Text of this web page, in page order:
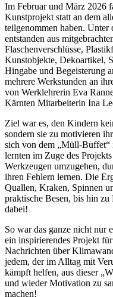
Im Februar und März 2026
Kunstprojekt statt an dem
teilgenommen haben. Unter
entstanden aus
Flaschenverschlüsse,
Kunstobjekte, Dekoartikel,
Hingabe und Begeisterung
mehrere Werkstunden an
von Werklehrerin Eva
Kärnten Mitarbeiterin Ina
Ziel war es, den Kindern
sondern sie zu motivieren
sich von dem „Müll-Buffet“
lernten im Zuge des
Werkzeugen umzugehen,
ihren Fehlern lernen. Die
Quallen, Kraken, Spinnen
praktische Besen, bis hin
dabei!
So war das ganze nicht nur
ein inspirierendes Projekt
Nachrichten über
jedem, der im Alltag mit
kämpft helfen, aus dieser
und wieder Motivation zu
machen!